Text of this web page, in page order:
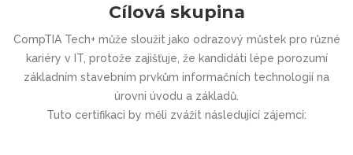
Cílová skupina
CompTIA Tech+ může sloužit jako odrazový můstek pro různé
kariéry v IT, protože zajišťuje, že kandidáti lépe porozumí
základním stavebním prvkům informačních technologií na
úrovni úvodu a základů.
Tuto certifikaci by měli zvážit následující zájemci: